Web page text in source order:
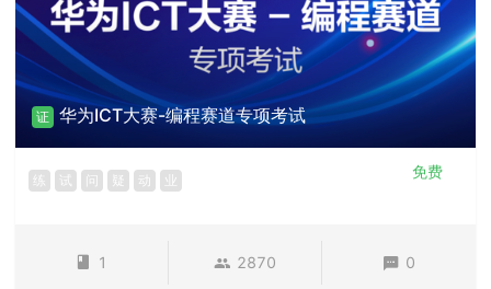
证 华为ICT大赛-编程赛道专项考试
练 试 问 疑 动 业 免费
1 2870 0